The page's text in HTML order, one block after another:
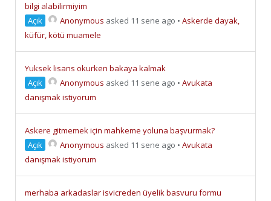
bilgi alabilirmiyim
Açık
Anonymous asked 11 sene ago • Askerde dayak,
küfür, kötü muamele
Yuksek lisans okurken bakaya kalmak
Açık
Anonymous asked 11 sene ago • Avukata
danışmak istiyorum
Askere gitmemek için mahkeme yoluna başvurmak?
Açık
Anonymous asked 11 sene ago • Avukata
danışmak istiyorum
merhaba arkadaslar isvicreden üyelik basvuru formu